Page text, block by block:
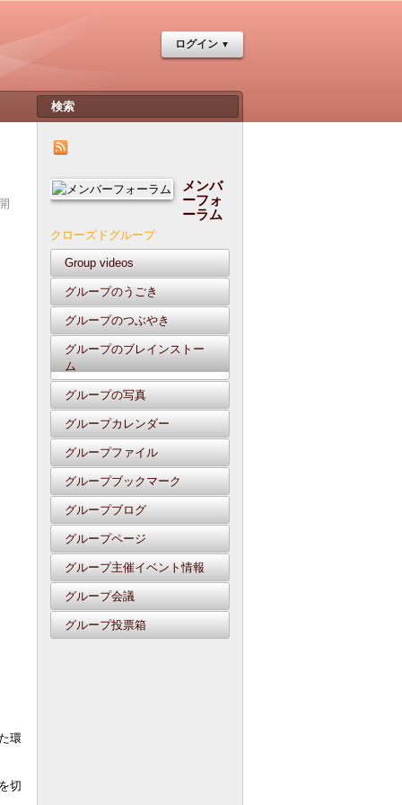
ログイン
メンバ
ーフォ
ーラム
クローズドグループ
Group videos
グループのうごき
グループのつぶやき
グループのブレインストー
ム
グループの写真
グループカレンダー
グループファイル
グループブックマーク
グループブログ
グループページ
グループ主催イベント情報
グループ会議
グループ投票箱
環
切